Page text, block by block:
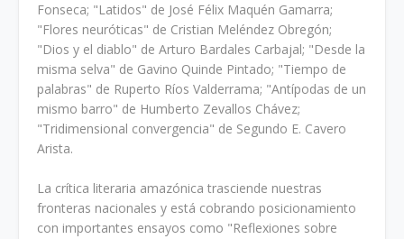
Fonseca; "Latidos" de José Félix Maquén Gamarra;
"Flores neuróticas" de Cristian Meléndez Obregón;
"Dios y el diablo" de Arturo Bardales Carbajal; "Desde la
misma selva" de Gavino Quinde Pintado; "Tiempo de
palabras" de Ruperto Ríos Valderrama; "Antípodas de un
mismo barro" de Humberto Zevallos Chávez;
"Tridimensional convergencia" de Segundo E. Cavero
Arista.
La crítica literaria amazónica trasciende nuestras
fronteras nacionales y está cobran­do posicionamiento
con importantes ensayos como "Reflexiones sobre